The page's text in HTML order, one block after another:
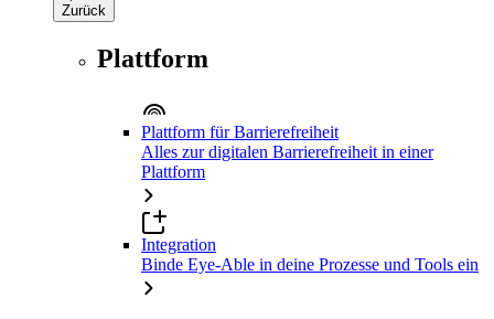
Zurück
Plattform
Plattform für Barrierefreiheit
Alles zur digitalen Barrierefreiheit in einer
Plattform
Integration
Binde Eye-Able in deine Prozesse und Tools ein